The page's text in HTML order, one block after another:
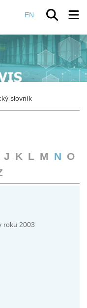
EN
slovník
J K L M N O
roku 2003